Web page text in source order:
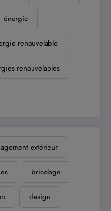
énergie
renouvelable
renouvelables
extérieur
bricolage
design